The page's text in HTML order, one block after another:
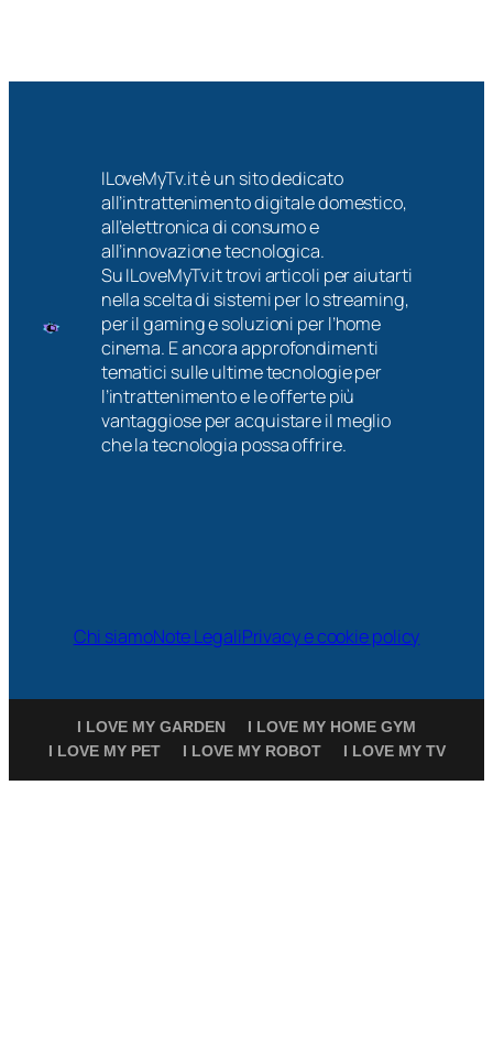
ILoveMyTv.it è un sito dedicato
all’intrattenimento digitale domestico,
all’elettronica di consumo e
all’innovazione tecnologica.
Su ILoveMyTv.it trovi articoli per aiutarti
nella scelta di sistemi per lo streaming,
per il gaming e soluzioni per l’home
cinema. E ancora approfondimenti
tematici sulle ultime tecnologie per
l’intrattenimento e le offerte più
vantaggiose per acquistare il meglio
che la tecnologia possa offrire.
Chi siamoNote LegaliPrivacy e cookie policy
I LOVE MY GARDEN
I LOVE MY HOME GYM
I LOVE MY PET
I LOVE MY ROBOT I LOVE MY TV